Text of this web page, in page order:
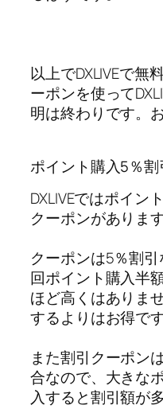
以上でDXLIVEで無
ーポンを使って
明は終わりです。
ポイント購入5％
DXLIVEではポイン
クーポンがあります
クーポンは5％割
回ポイント購入半
ほど高くはありま
するよりはお得です
また割引クーポン
合なので、大きな
入すると割引額が